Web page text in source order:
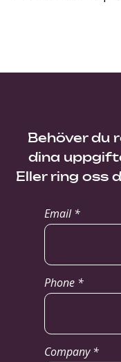
Behöver du
dina
Eller ring oss
Email *
Phone *
Company *